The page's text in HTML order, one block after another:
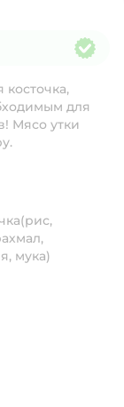
для
Мясо утки
мука)